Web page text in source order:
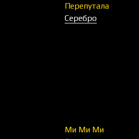
Перепутала
Серебро
Ми Ми Ми